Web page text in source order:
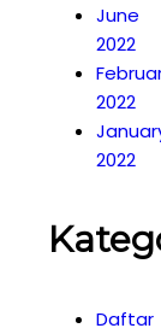
June
2022
2022
2022
Daftar